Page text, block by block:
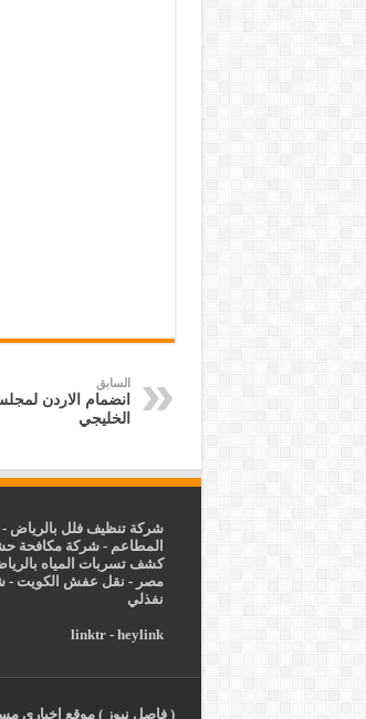
السابق
انضمام الاردن
الخليجي
شركة تنظيف فلل بالرياض
المطاعم -شركة مكافحة
كشف تسربات المياه
مصر - نقل عفش الكويت -
نفذلي
linktr- heylink
( فاصل نيوز ) موقع إخباري